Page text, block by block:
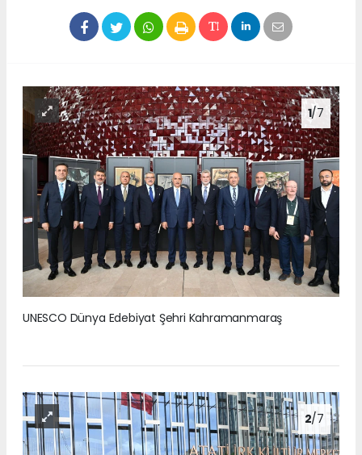
1/7
UNESCO Dünya Edebiyat Şehri Kahramanmaraş
2/7